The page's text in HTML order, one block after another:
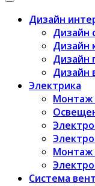
Дизайн
Дизайн
Дизайн
Дизайн
Дизайн
Электрика
Монтаж
Монтаж
Система